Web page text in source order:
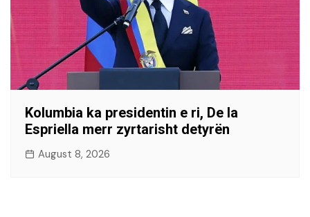
Kolumbia ka presidentin e ri, De la
Espriella merr zyrtarisht detyrën
August 8, 2026